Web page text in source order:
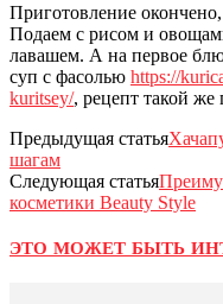
Приготовление
Подаем с рисом и
лавашем. А на первое
суп с фасолью https://
kuritsey/, рецепт такой
Предыдущая статья
шагам
Следующая статья
косметики Beauty Style
ЭТО МОЖЕТ БЫТЬ